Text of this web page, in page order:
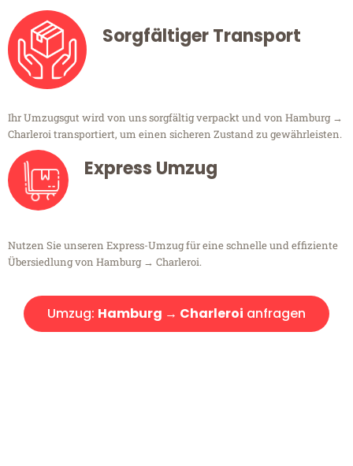
Sorgfältiger Transport
Ihr Umzugsgut wird von uns sorgfältig verpackt und von Hamburg →
Charleroi transportiert, um einen sicheren Zustand zu gewährleisten.
Express Umzug
Nutzen Sie unseren Express-Umzug für eine schnelle und effiziente
Übersiedlung von Hamburg → Charleroi.
Umzug: Hamburg → Charleroi anfragen